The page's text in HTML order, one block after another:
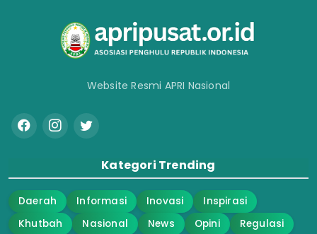
Website Resmi APRI Nasional
Kategori Trending
Daerah Informasi Inovasi
Inspirasi
Khutbah
Nasional News Opini Regulasi